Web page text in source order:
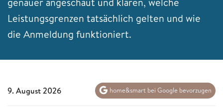
Leistungsgrenzen tatsächlich gelten und wie
die Anmeldung funktioniert.
9. August 2026 home&smart bei Google bevorzugen